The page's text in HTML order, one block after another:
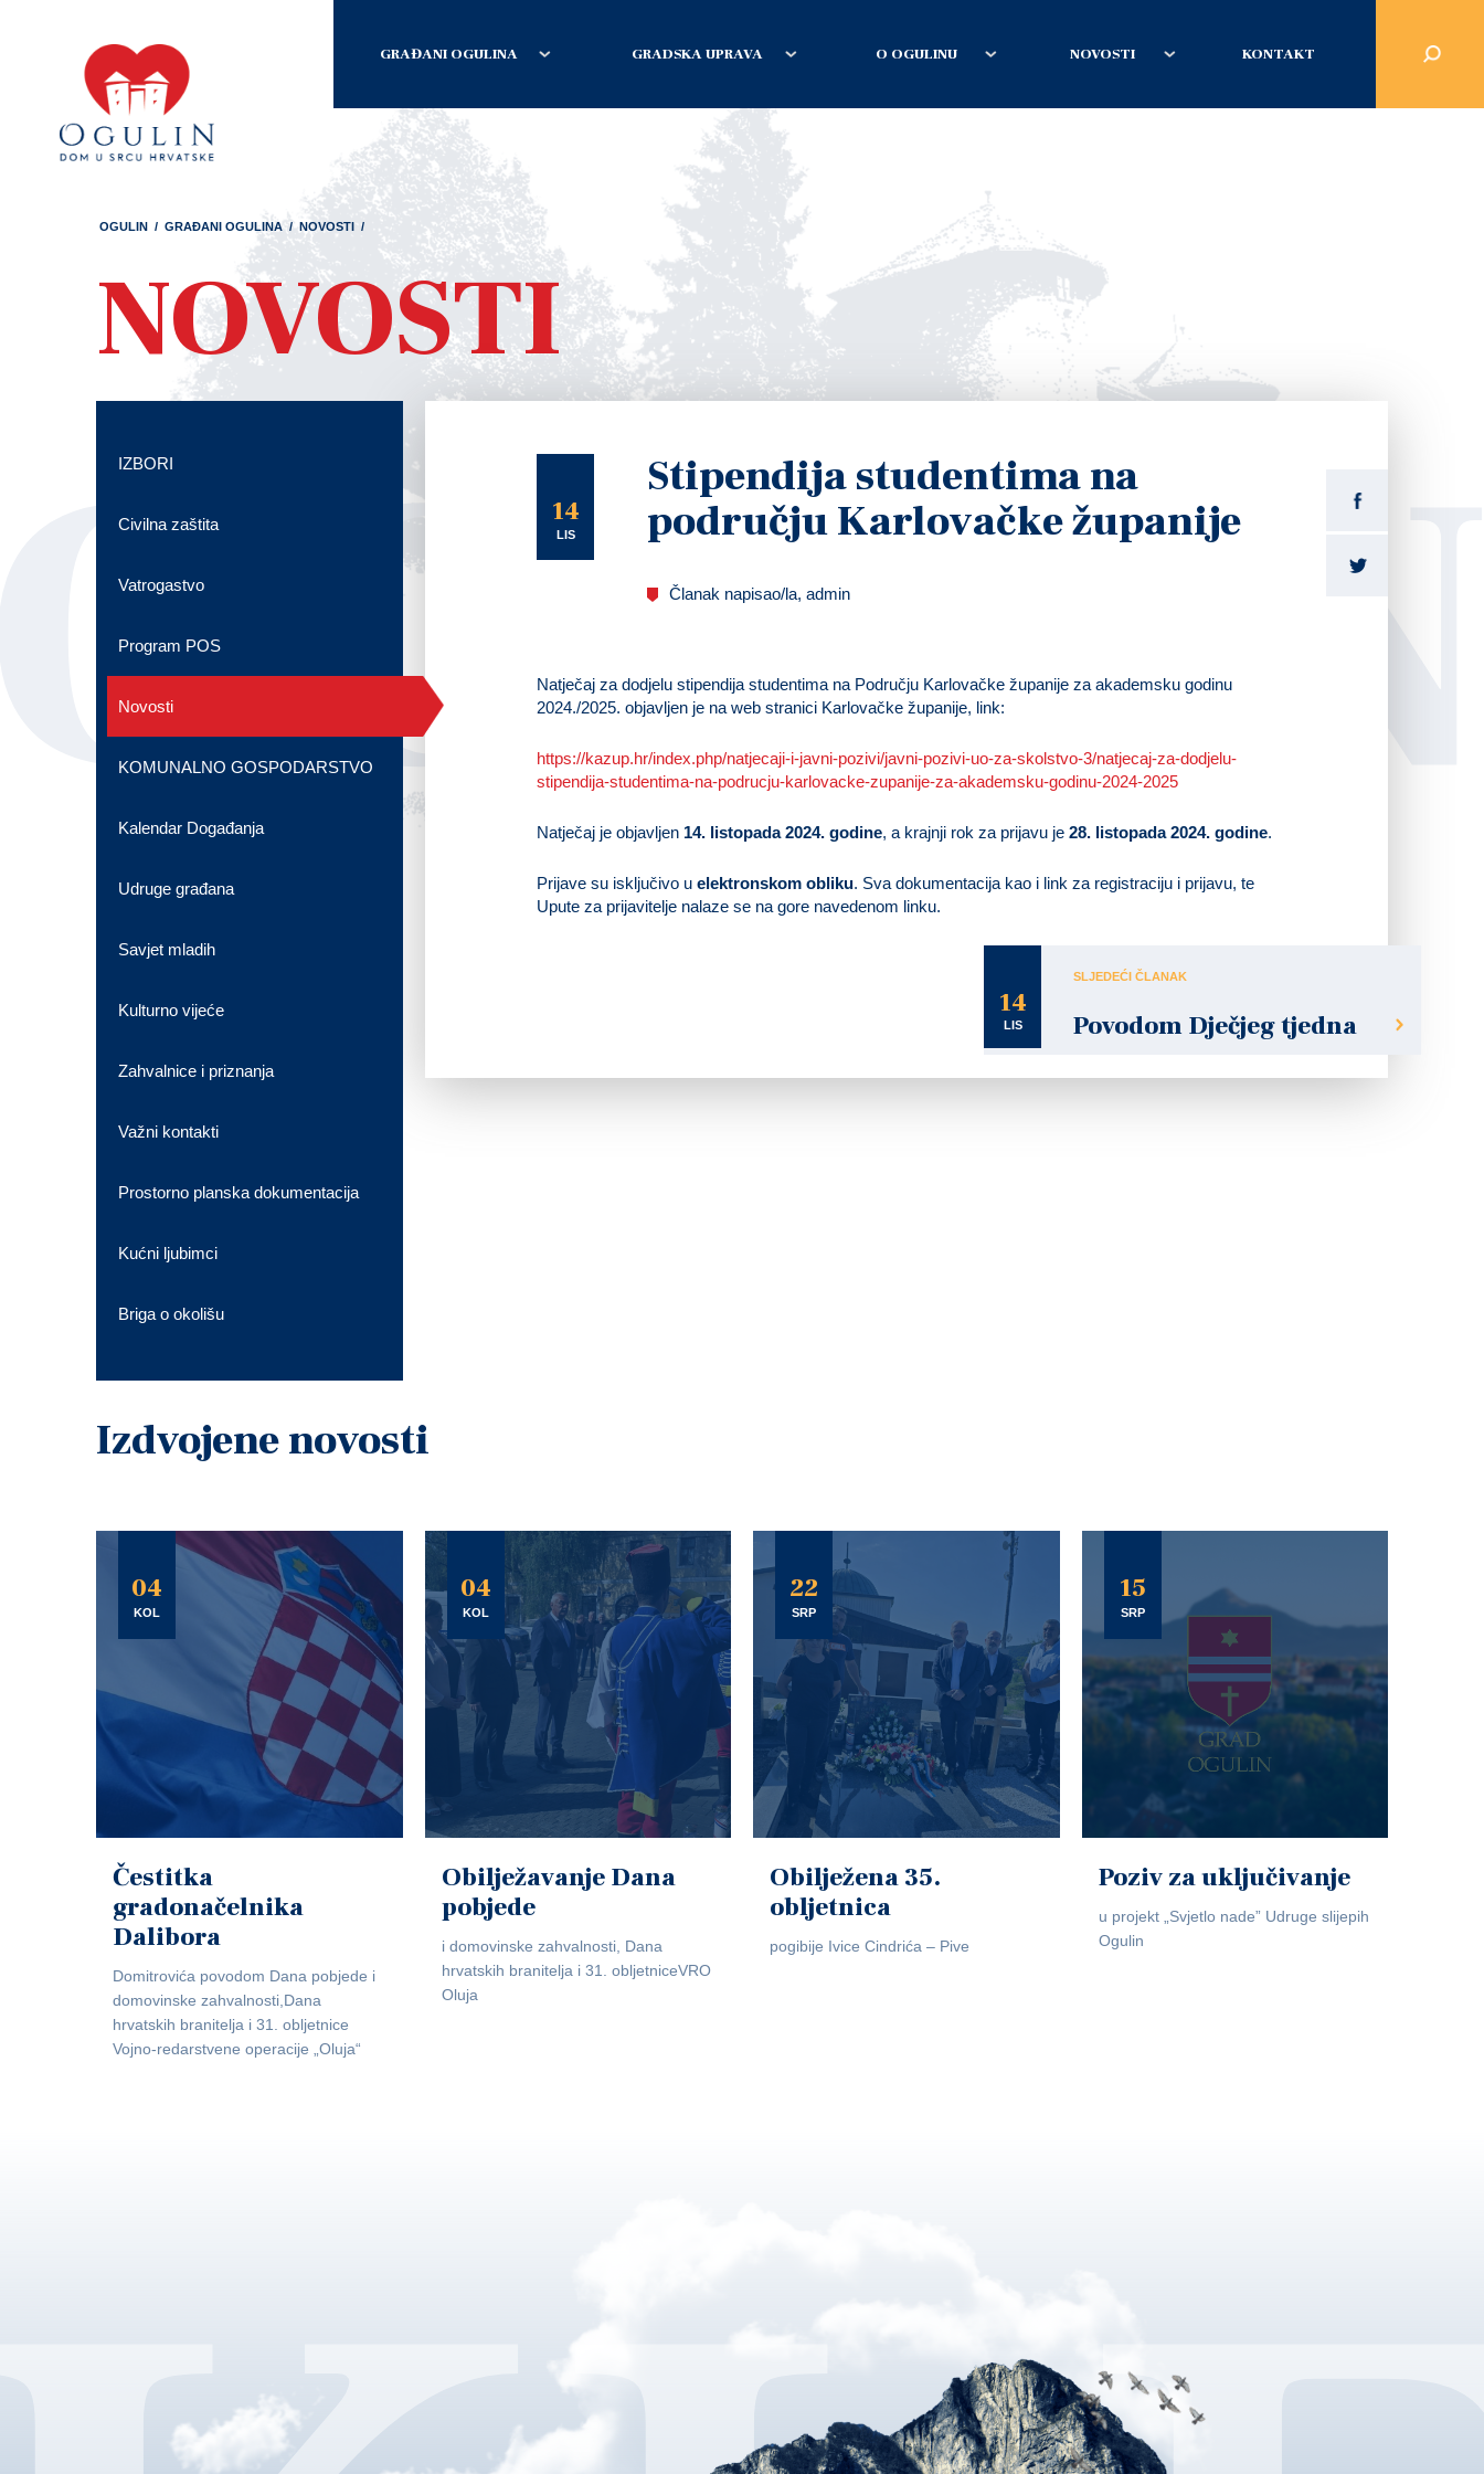
GRAĐANI OGULINA GRADSKA UPRAVA O OGULINU NOVOSTI KONTAKT
OGULIN / GRAĐANI OGULINA / NOVOSTI /
NOVOSTI
14
LIS
Stipendija studentima na
području Karlovačke županije
Članak napisao/la, admin
Natječaj za dodjelu stipendija studentima na Području Karlovačke županije za akademsku godinu
2024./2025. objavljen je na web stranici Karlovačke županije, link:
https://kazup.hr/index.php/natjecaji-i-javni-pozivi/javni-pozivi-uo-za-skolstvo-3/natjecaj-za-dodjelu-
stipendija-studentima-na-podrucju-karlovacke-zupanije-za-akademsku-godinu-2024-2025
Natječaj je objavljen 14. listopada 2024. godine, a krajnji rok za prijavu je 28. listopada 2024. godine.
Prijave su isključivo u elektronskom obliku. Sva dokumentacija kao i link za registraciju i prijavu, te
Upute za prijavitelje nalaze se na gore navedenom linku.
14
LIS
SLJEDEĆI ČLANAK
Povodom Dječjeg tjedna
IZBORI
Civilna zaštita
Vatrogastvo
Program POS
Novosti
KOMUNALNO GOSPODARSTVO
Kalendar Događanja
Udruge građana
Savjet mladih
Kulturno vijeće
Zahvalnice i priznanja
Važni kontakti
Prostorno planska dokumentacija
Kućni ljubimci
Briga o okolišu
Izdvojene novosti
04
KOL
Čestitka
gradonačelnika
Dalibora
Domitrovića povodom Dana pobjede i
domovinske zahvalnosti,Dana
hrvatskih branitelja i 31. obljetnice
Vojno-redarstvene operacije „Oluja“
04
KOL
Obilježavanje Dana
pobjede
i domovinske zahvalnosti, Dana
hrvatskih branitelja i 31. obljetniceVRO
Oluja
22
SRP
Obilježena 35.
obljetnica
pogibije Ivice Cindrića – Pive
15
SRP
Poziv za uključivanje
u projekt „Svjetlo nade” Udruge slijepih
Ogulin